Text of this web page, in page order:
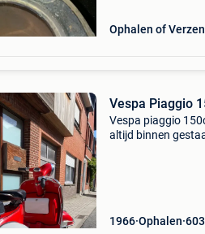
Ophalen of
Vespa Piaggio
Vespa piaggio
altijd binnen
1966 Ophalen 603